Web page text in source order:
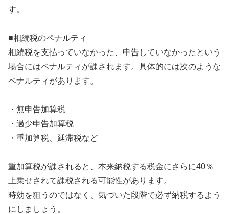
す。
■相続税のペナルティ
相続税を支払っていなかった、申告していなかったという
場合にはペナルティが課されます。具体的には次のような
ペナルティがあります。
・無申告加算税
・過少申告加算税
・重加算税、延滞税など
重加算税が課されると、本来納税する税金にさらに40％
上乗せされて課税される可能性があります。
時効を狙うのではなく、気づいた段階で必ず納税するよう
にしましょう。